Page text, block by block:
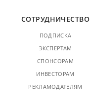
СОТРУДНИЧЕСТВО
ПОДПИСКА
ЭКСПЕРТАМ
СПОНСОРАМ
ИНВЕСТОРАМ
РЕКЛАМОДАТЕЛЯМ